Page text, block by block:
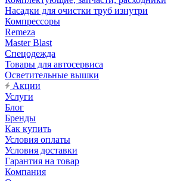
Насадки для очистки труб изнутри
Компрессоры
Remeza
Master Blast
Спецодежда
Товары для автосервиса
Осветительные вышки
Акции
Услуги
Блог
Бренды
Как купить
Условия оплаты
Условия доставки
Гарантия на товар
Компания